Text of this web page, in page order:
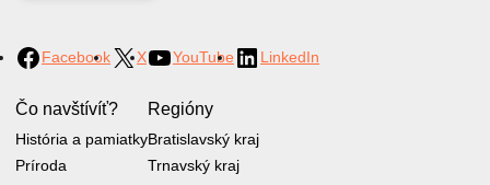
Facebook X YouTube LinkedIn
Čo navštívíť?
História a pamiatky
Príroda
Regióny
Bratislavský kraj
Trnavský kraj